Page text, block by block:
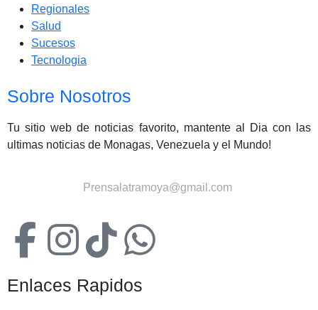
Regionales
Salud
Sucesos
Tecnologia
Sobre Nosotros
Tu sitio web de noticias favorito, mantente al Dia con las
ultimas noticias de Monagas, Venezuela y el Mundo!
Prensalatramoya@gmail.com
Enlaces Rapidos